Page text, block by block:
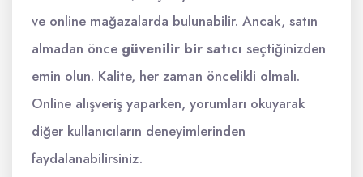
ve online mağazalarda bulunabilir. Ancak, satın
almadan önce güvenilir bir satıcı seçtiğinizden
emin olun. Kalite, her zaman öncelikli olmalı.
Online alışveriş yaparken, yorumları okuyarak
diğer kullanıcıların deneyimlerinden
faydalanabilirsiniz.